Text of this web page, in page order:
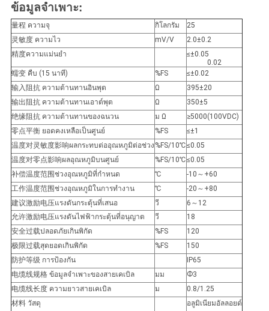
ข้อมูลจำเพาะ:
量程 ความจุ กิโลกรัม
25
灵敏度 ความไว
mV/V
2.0±0.2
精度ความแม่นยำ
≤±0.05
0.02
蠕变 คืบ (15 นาที)
%FS
≤±0.02
输入阻抗 ความต้านทานอินพุต
Ω
395±20
输出阻抗 ความต้านทานเอาต์พุต
Ω
350±5
绝缘阻抗 ความต้านทานของฉนวน
ม Ω
≥5000(100VDC)
零点平衡 ยอดคงเหลือเป็นศูนย์
%FS
≤±1
温度对灵敏度影响ผลกระทบต่ออุณหภูมิต่อช่วง %FS/10℃≤0.05
温度对零点影响ผลอุณหภูมิบนศูนย์
%FS/10℃≤0.05
补偿温度范围ช่วงอุณหภูมิที่กำหนด
℃
-10～+60
工作温度范围ช่วงอุณหภูมิในการทำงาน
℃
-20～+80
建议激励电压แรงดันกระตุ้นที่เสนอ
วี
6～12
允许激励电压แรงดันไฟฟ้ากระตุ้นที่อนุญาต
วี
18
安全过载ปลอดภัยเกินพิกัด
%FS
120
极限过载สุดยอดเกินพิกัด
%FS
150
防护等级 การป้องกัน
IP65
电缆线规格 ข้อมูลจำเพาะของสายเคเบิล
มม
Ф3
电缆线长度 ความยาวสายเคเบิล
ม
0.8/1.25
材料 วัสดุ
อลูมิเนียมอัลลอยด์